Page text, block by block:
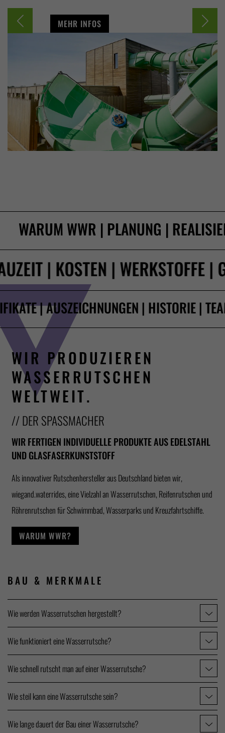
MEHR INFOS MEHR
WARUM WWR | PLANUNG |
| KOSTEN | WERKSTOFFE|
|AUSZEICHNUNGEN | HISTORIE|
WIR PRODUZIEREN
WASSERRUTSCHEN
WELTWEIT.
// DER SPASSMACHER
WIR FERTIGEN INDIVIDUELLE PRODUKTE AUS EDELSTAHL
UND GLASFASERKUNSTSTOFF
Als innovativer Rutschenhersteller aus Deutschland bieten wir,
wiegand.waterrides, eine Vielzahl an Wasserrutschen, Reifenrutschen und
Röhrenrutschen für Schwimmbad, Wasserparks und Kreuzfahrtschiffe.
WARUM WWR?
BAU & MERKMALE
Wie werden Wasserrutschen hergestellt?
Wie funktioniert eine Wasserrutsche?
Wie schnell rutscht man auf einer Wasserrutsche?
Wie steil kann eine Wasserrutsche sein?
Wie lange dauert der Bau einer Wasserrutsche?